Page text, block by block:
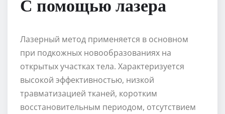
С помощью лазера
Лазерный метод применяется в основном
при подкожных новообразованиях на
открытых участках тела. Характеризуется
высокой эффективностью, низкой
травматизацией тканей, коротким
восстановительным периодом, отсутствием